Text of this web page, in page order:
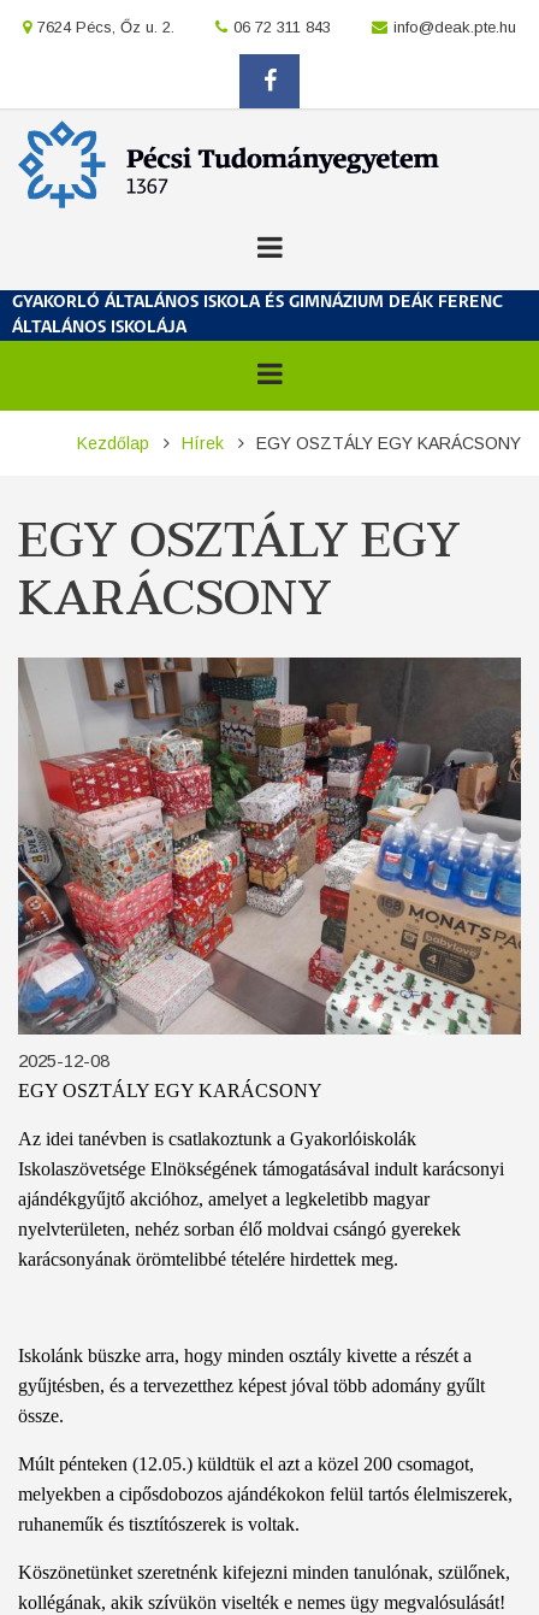
location
7624 Pécs, Őz u. 2. location
06 72 311 843 location
info@deak.pte.hu
facebook
GYAKORLÓ ÁLTALÁNOS ISKOLA ÉS GIMNÁZIUM DEÁK FERENC
ÁLTALÁNOS ISKOLÁJA
Morzsa
Kezdőlap Hírek EGY OSZTÁLY EGY KARÁCSONY
EGY OSZTÁLY EGY
KARÁCSONY
2025-12-08
EGY OSZTÁLY EGY KARÁCSONY
Az idei tanévben is csatlakoztunk a Gyakorlóiskolák
Iskolaszövetsége Elnökségének támogatásával indult karácsonyi
ajándékgyűjtő akcióhoz, amelyet a legkeletibb magyar
nyelvterületen, nehéz sorban élő moldvai csángó gyerekek
karácsonyának örömtelibbé tételére hirdettek meg.
Iskolánk büszke arra, hogy minden osztály kivette a részét a
gyűjtésben, és a tervezetthez képest jóval több adomány gyűlt
össze.
Múlt pénteken (12.05.) küldtük el azt a közel 200 csomagot,
melyekben a cipősdobozos ajándékokon felül tartós élelmiszerek,
ruhaneműk és tisztítószerek is voltak.
Köszönetünket szeretnénk kifejezni minden tanulónak, szülőnek,
kollégának, akik szívükön viselték e nemes ügy megvalósulását!